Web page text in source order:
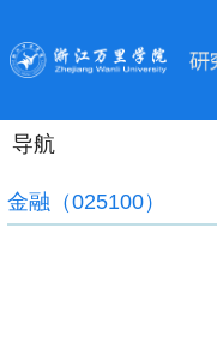
导航
金融（025100）